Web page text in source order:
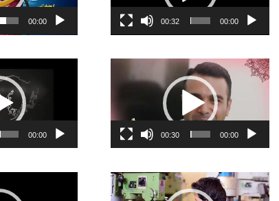
00:00
00:32
00:00
نمایشگر
ویدیو
00:00
00:30
00:00
نمایشگر
ویدیو